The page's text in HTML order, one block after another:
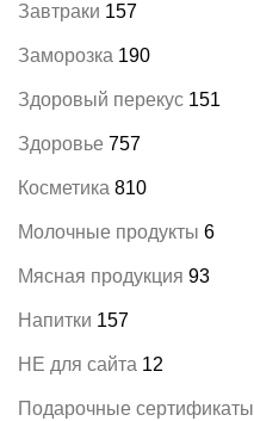
Завтраки 157
Заморозка 190
Здоровый перекус 151
Здоровье 757
Косметика 810
Молочные продукты 6
Мясная продукция 93
Напитки 157
НЕ для сайта 12
Подарочные сертификаты